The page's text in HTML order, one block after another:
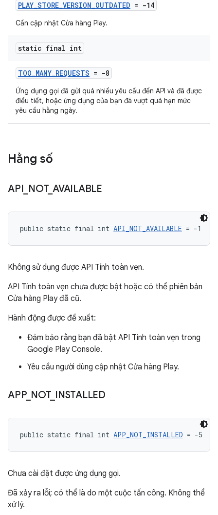
PLAY_STORE_VERSION_OUTDATED = -14
Cần cập nhật Cửa hàng Play.
static final int
TOO_MANY_REQUESTS = -8
Ứng dụng gọi đã gửi quá nhiều yêu cầu đến API và đã được
điều tiết, hoặc ứng dụng của bạn đã vượt quá hạn mức
yêu cầu hằng ngày.
Hằng số
API NOT_ AVAILABLE
public static final int API_NOT_AVAILABLE = -1
Không sử dụng được API Tính toàn vẹn.
API Tính toàn vẹn chưa được bật hoặc có thể phiên bản
Cửa hàng Play đã cũ.
Hành động được đề xuất:
Đảm bảo rằng bạn đã bật API Tính toàn vẹn trong
Google Play Console.
Yêu cầu người dùng cập nhật Cửa hàng Play.
APP_ NOT_ INSTALLED
public static final int APP_NOT_INSTALLED = -5
Chưa cài đặt được ứng dụng gọi.
Đã xảy ra lỗi; có thể là do một cuộc tấn công. Không thể
xử lý.